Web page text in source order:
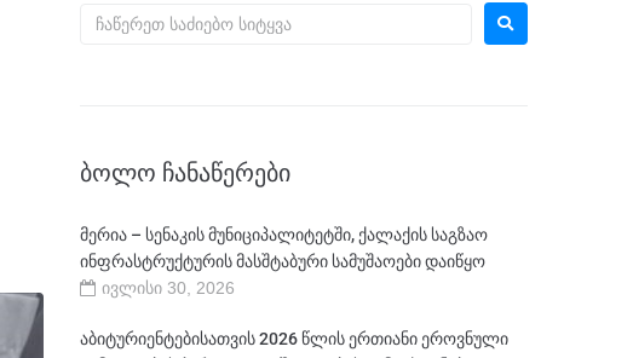
ᲑᲝᲚᲝ ᲩᲐᲜᲐᲬᲔᲠᲔᲑᲘ
მერია – სენაკის მუნიციპალიტეტში, ქალაქის საგზაო
ინფრასტრუქტურის მასშტაბური სამუშაოები დაიწყო
ივლისი 30, 2026
აბიტურიენტებისათვის 2026 წლის ერთიანი ეროვნული